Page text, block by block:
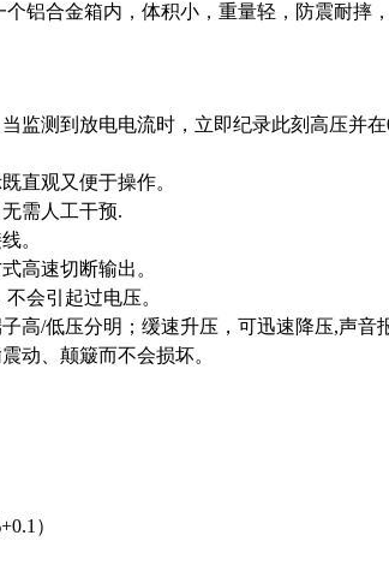
铝合金箱内，体积小，重量轻，防震耐摔
监测到放电电流时，立即纪录此刻高压并
直观又便于操作。
需人工干预.
。
高速切断输出。
会引起过电压。
高/低压分明；缓速升压，可迅速降压,声音
动、颠簸而不会损坏。
）